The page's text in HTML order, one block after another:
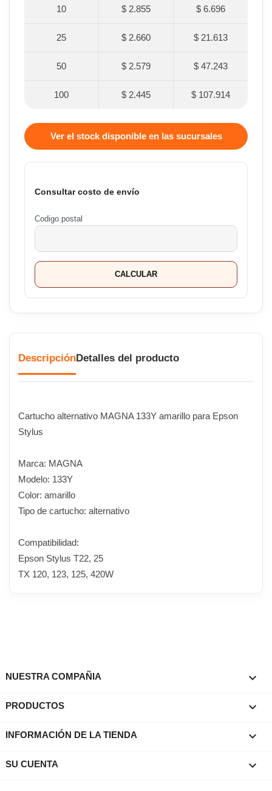
10 $ 2.855 $ 6.696
25 $ 2.660 $ 21.613
50 $ 2.579 $ 47.243
100 $ 2.445 $ 107.914
Ver el stock disponible en las sucursales
Consultar costo de envío
Codigo postal
CALCULAR
DescripciónDetalles del producto
Cartucho alternativo MAGNA 133Y amarillo para Epson
Stylus
Marca: MAGNA
Modelo: 133Y
Color: amarillo
Tipo de cartucho: alternativo
Compatibilidad:
Epson Stylus T22, 25
TX 120, 123, 125, 420W
NUESTRA COMPAÑIA 
PRODUCTOS 
INFORMACIÓN DE LA TIENDA keyboard_arrow_down
SU CUENTA 